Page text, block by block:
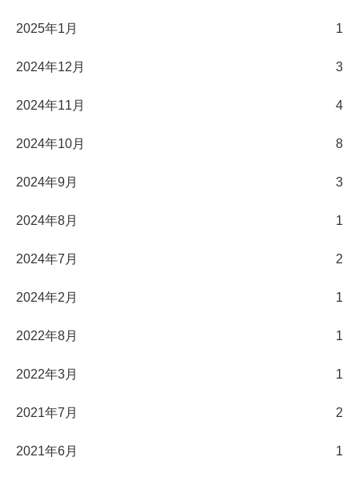
2025年1月 1
2024年12月 3
2024年11月 4
2024年10月 8
2024年9月 3
2024年8月 1
2024年7月 2
2024年2月 1
2022年8月 1
2022年3月 1
2021年7月 2
2021年6月 1